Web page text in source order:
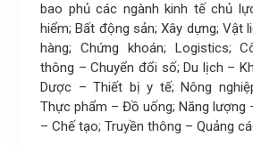
bao phủ các ngành kinh tế chủ
hiểm; Bất động sản; Xây dựng; Vật
hàng; Chứng khoán; Logistics;
thông – Chuyển đổi số; Du lịch –
Dược – Thiết bị y tế; Nông
Thực phẩm – Đồ uống; Năng lượng
– Chế tạo; Truyền thông – Quảng